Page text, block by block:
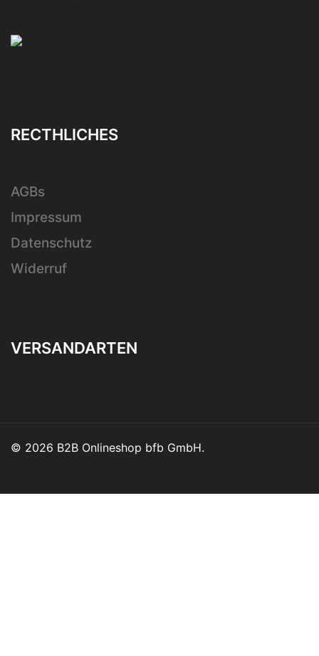
RECTHLICHES
AGBs
Impressum
Datenschutz
Widerruf
VERSANDARTEN
© 2026 B2B Onlineshop bfb GmbH.